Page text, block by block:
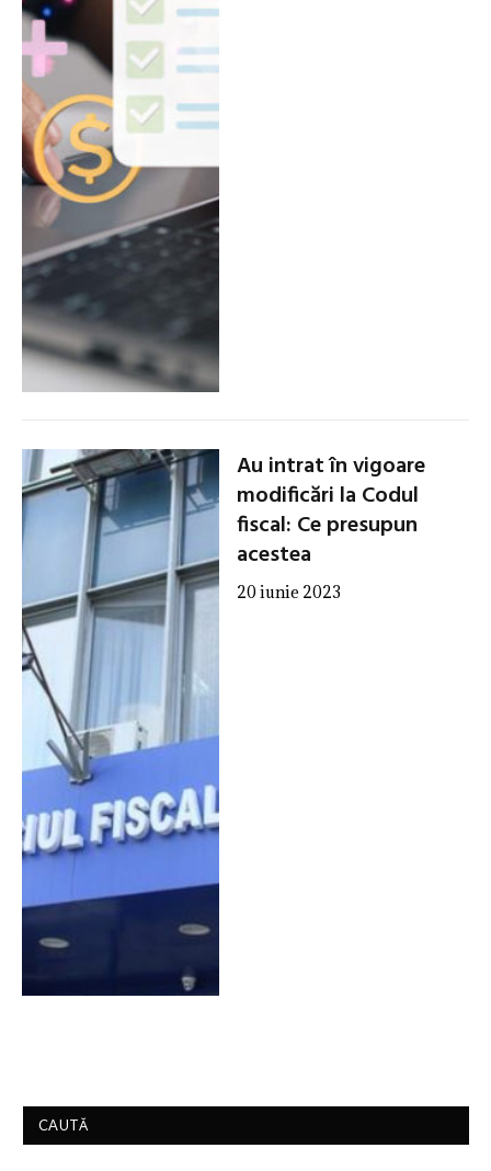
Au intrat în vigoare
modificări la Codul
fiscal: Ce presupun
acestea
20 iunie 2023
CAUTĂ